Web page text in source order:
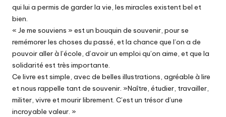
qui lui a permis de garder la vie, les miracles existent bel et
bien.
« Je me souviens » est un bouquin de souvenir, pour se
remémorer les choses du passé, et la chance que l’on a de
pouvoir aller à l’école, d’avoir un emploi qu’on aime, et que la
solidarité est très importante.
Ce livre est simple, avec de belles illustrations, agréable à lire
et nous rappelle tant de souvenir. »Naître, étudier, travailler,
militer, vivre et mourir librement. C’est un trésor d’une
incroyable valeur. »